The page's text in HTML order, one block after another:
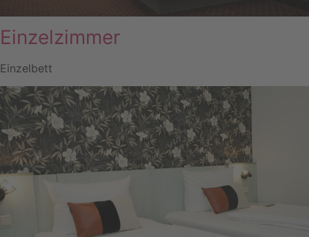
Einzelzimmer
Einzelbett